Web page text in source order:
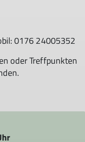
0176 24005352
oder Treffpunkten